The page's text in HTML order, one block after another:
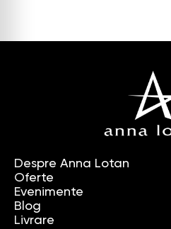
Despre Anna Lotan
Oferte
Evenimente
Blog
Livrare